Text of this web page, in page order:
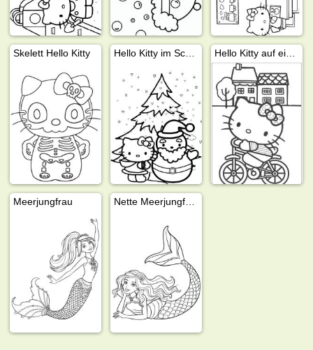
Skelett Hello Kitty
Meerjungfrau